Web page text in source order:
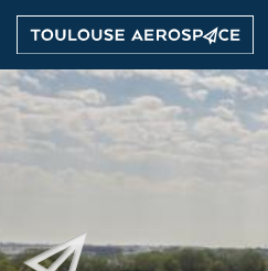
Aller
au
contenu
principal
Image